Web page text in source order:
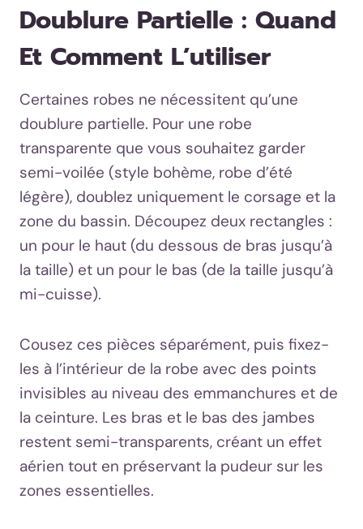
Doublure Partielle : Quand
Et Comment L’utiliser
Certaines robes ne nécessitent qu’une
doublure partielle. Pour une robe
transparente que vous souhaitez garder
semi-voilée (style bohème, robe d’été
légère), doublez uniquement le corsage et la
zone du bassin. Découpez deux rectangles :
un pour le haut (du dessous de bras jusqu’à
la taille) et un pour le bas (de la taille jusqu’à
mi-cuisse).
Cousez ces pièces séparément, puis fixez-
les à l’intérieur de la robe avec des points
invisibles au niveau des emmanchures et de
la ceinture. Les bras et le bas des jambes
restent semi-transparents, créant un effet
aérien tout en préservant la pudeur sur les
zones essentielles.